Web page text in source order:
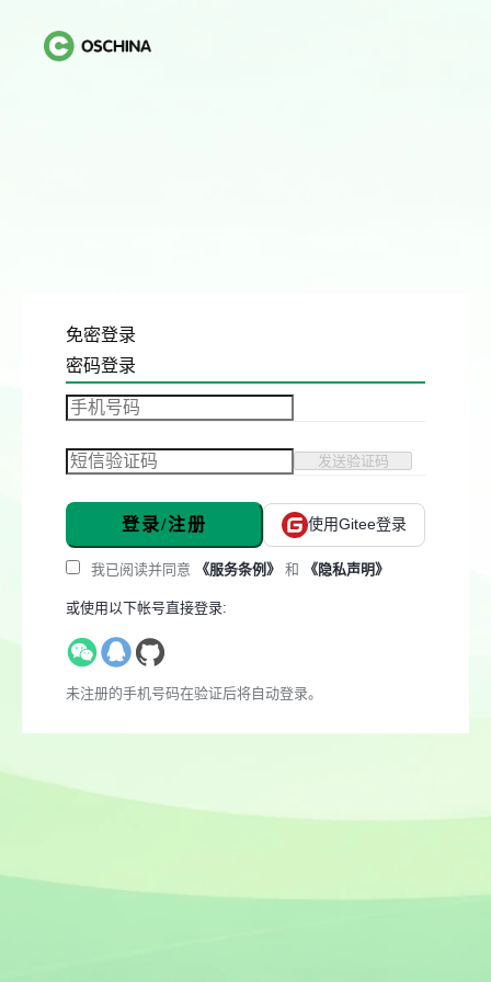
免密登录
密码登录
发送验证码
登录/注册 使用Gitee登录
我已阅读并同意 《服务条例》 和 《隐私声明》
或使用以下帐号直接登录:
未注册的手机号码在验证后将自动登录。